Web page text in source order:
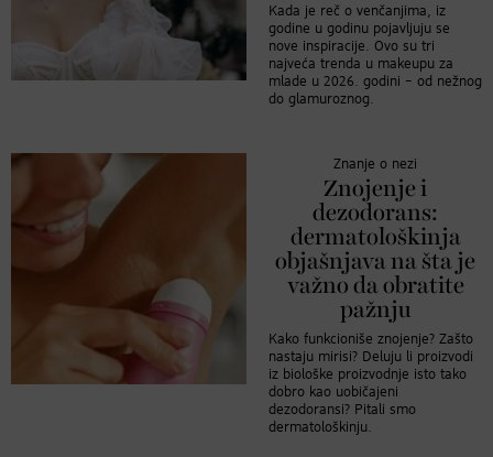
Kada je reč o venčanjima, iz
godine u godinu pojavljuju se
nove inspiracije. Ovo su tri
najveća trenda u makeupu za
mlade u 2026. godini – od nežnog
do glamuroznog.
Znanje o nezi
Znojenje i
dezodorans:
dermatološkinja
objašnjava na šta je
važno da obratite
pažnju
Kako funkcioniše znojenje? Zašto
nastaju mirisi? Deluju li proizvodi
iz biološke proizvodnje isto tako
dobro kao uobičajeni
dezodoransi? Pitali smo
dermatološkinju.